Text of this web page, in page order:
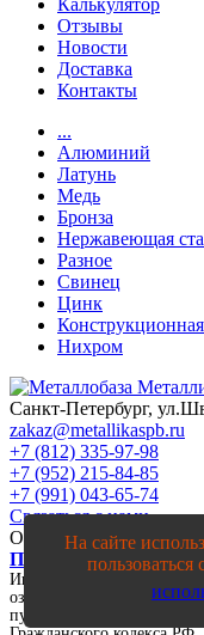
Отзывы
Новости
Доставка
Контакты
...
Алюминий
Латунь
Медь
Бронза
Нержавеющая
Разное
Свинец
Цинк
Конструкционная
Нихром
Санкт-Петербург,
zakaz@metallikaspb.ru
+7 (812) 335-97-98
+7 (952) 215-84-85
+7 (991) 043-65-74
Связаться с нами
ООО "МЕТАЛЛИКА"
Политика
Информация на сайте, в
ознакомительный
публичной офертой,
На сайте
пользоваться